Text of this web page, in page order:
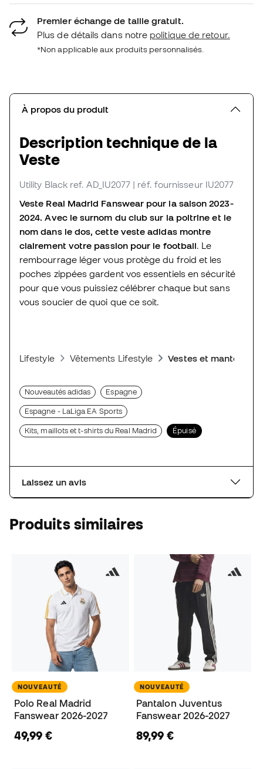
Premier échange de taille gratuit.
Plus de détails dans notre politique de retour.
*Non applicable aux produits personnalisés.
À propos du produit
Description technique de la
Veste
Utility Black ref. AD_IU2077 | réf. fournisseur IU2077
Veste Real Madrid Fanswear pour la saison 2023-
2024. Avec le surnom du club sur la poitrine et le
nom dans le dos, cette veste adidas montre
clairement votre passion pour le football. Le
rembourrage léger vous protège du froid et les
poches zippées gardent vos essentiels en sécurité
pour que vous puissiez célébrer chaque but sans
vous soucier de quoi que ce soit.
Lifestyle Vêtements Lifestyle Vestes et manteaux
Nouveautés adidas Espagne
Espagne - LaLiga EA Sports
Kits, maillots et t-shirts du Real Madrid Épuisé
Laissez un avis
Produits similaires
NOUVEAUTÉ
Polo Real Madrid
Fanswear 2026-2027
49,99 €
NOUVEAUTÉ
Pantalon Juventus
Fanswear 2026-2027
89,99 €